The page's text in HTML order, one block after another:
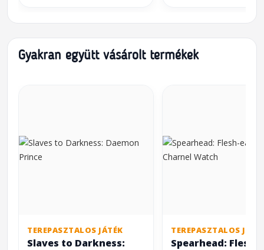
Gyakran együtt vásárolt termékek
TEREPASZTALOS JÁTÉK
Slaves to Darkness:
TEREPASZTALOS
Spearhead: Flesh-